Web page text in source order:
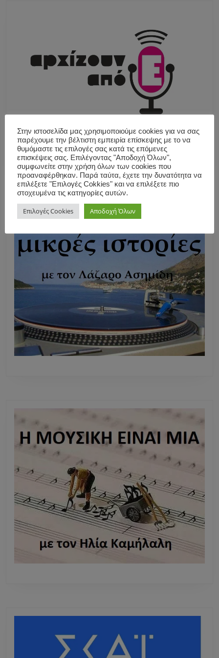
Στην ιστοσελίδα μας χρησιμοποιούμε cookies για να σας
παρέχουμε την βέλτιστη εμπειρία επίσκεψης με το να
θυμόμαστε τις επιλογές σας κατά τις επόμενες
επισκέψεις σας. Επιλέγοντας "Αποδοχή Όλων",
συμφωνείτε στην χρήση όλων των cookies που
προαναφέρθηκαν. Παρά ταύτα, έχετε την δυνατότητα να
επιλέξετε "Επιλογές Cokkies" και να επιλέξετε πιο
στοχευμένα τις κατηγορίες αυτών.
Επιλογές Cookies Αποδοχή Όλων